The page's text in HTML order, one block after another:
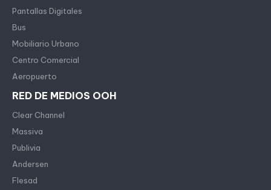
Pantallas Digitales
Bus
Mobiliario Urbano
Centro Comercial
Aeropuerto
RED DE MEDIOS OOH
Clear Channel
Massiva
Publivia
Andersen
Flesad